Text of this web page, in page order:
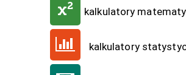
kalkulatory
kalkulatory